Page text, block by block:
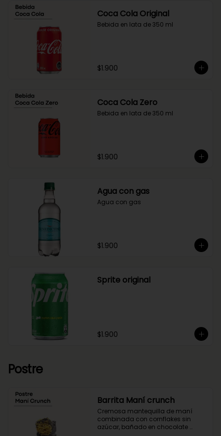
Coca Cola Original
Bebida en lata de 350 ml
$1.900
Coca Cola Zero
Bebida en lata de 350 ml
$1.900
Agua con gas
Agua con gas
$1.900
Sprite original
$1.900
Postre
Barrita Maní crunch
Cremosa mantequilla de maní
combinada con cornflakes sin
azúcar, bañado en chocolate